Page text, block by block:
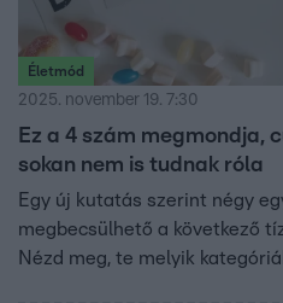
Életmód
2025. november 19. 7:30
Ez a 4 szám megmondja,
sokan nem is tudnak róla
Egy új kutatás szerint négy
megbecsülhető a következő
Nézd meg, te melyik